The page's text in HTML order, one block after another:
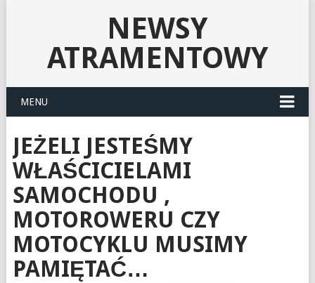
NEWSY
ATRAMENTOWY
MENU
JEŻELI JESTEŚMY
WŁAŚCICIELAMI
SAMOCHODU ,
MOTOROWERU CZY
MOTOCYKLU MUSIMY
PAMIĘTAĆ…